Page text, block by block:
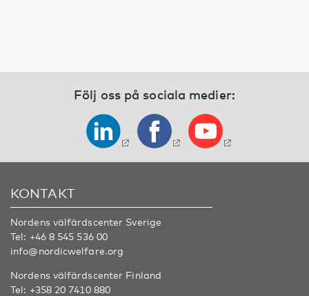
Följ oss på sociala medier:
KONTAKT
Nordens välfärdscenter Sverige
Tel: +46 8 545 536 00
info@nordicwelfare.org
Nordens välfärdscenter Finland
Tel: +358 20 7410 880